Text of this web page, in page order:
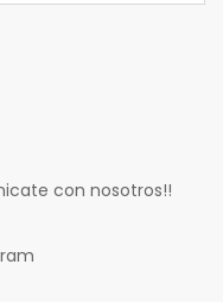
con nosotros!!